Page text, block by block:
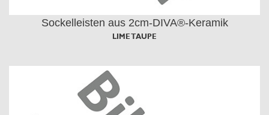
Sockelleisten aus 2cm-DIVA®-Keramik
LIME TAUPE